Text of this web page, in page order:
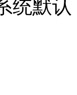
统默认